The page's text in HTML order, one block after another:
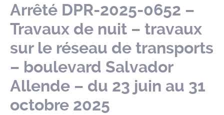
Arrêté DPR-2025-0652 –
Travaux de nuit – travaux
sur le réseau de transports
– boulevard Salvador
Allende – du 23 juin au 31
octobre 2025